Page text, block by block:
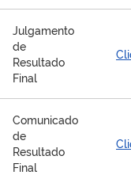
Julgamento
de
Resultado
Final
Comunicado
de
Resultado
Final